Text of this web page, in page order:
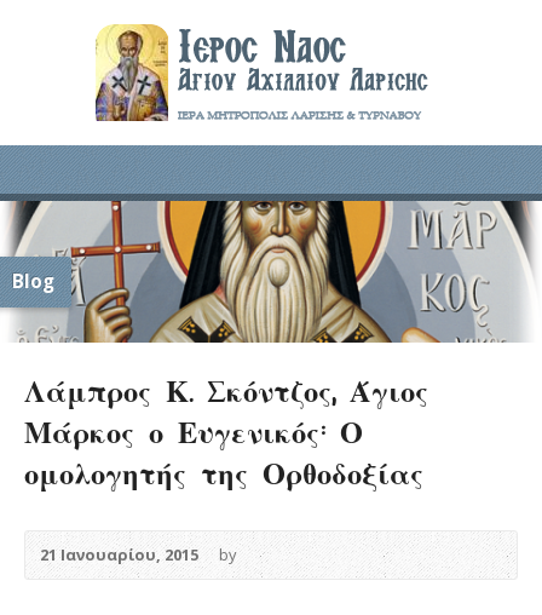
Blog
Λάμπρος Κ. Σκόντζος, Άγιος
Μάρκος ο Ευγενικός: Ο
ομολογητής της Ορθοδοξίας
21 Ιανουαρίου, 2015 by